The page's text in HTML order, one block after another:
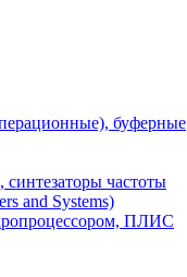
буферные
частоты
and Systems)
ПЛИС